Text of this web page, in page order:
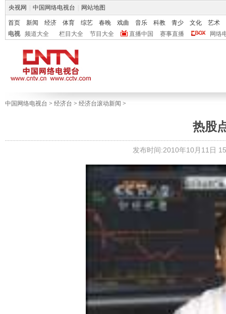
央视网 中国网络电视台 网站地图
首页 新闻 经济 体育 综艺 春晚 戏曲 音乐 科教 青少 文化
艺术
电视
频道大全 栏目大全 节目大全 直播中国 赛事直播 网络
中国网络电视台 > 经济台 > 经济台滚动新闻 >
热股
发布时间:2010年10月11日